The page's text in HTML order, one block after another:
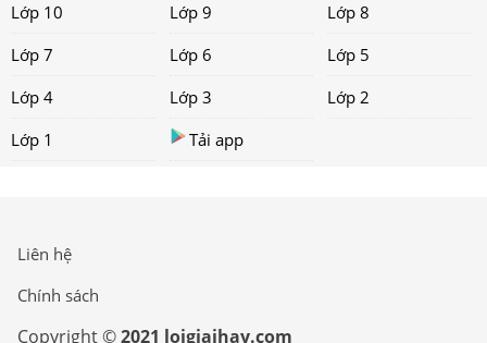
Lớp 10
Lớp 9
Lớp 8
Lớp 7
Lớp 6
Lớp 5
Lớp 4
Lớp 3
Lớp 2
Lớp 1
Tải app
Liên hệ
Chính sách
Copyright ©2021 loigiaihay.com